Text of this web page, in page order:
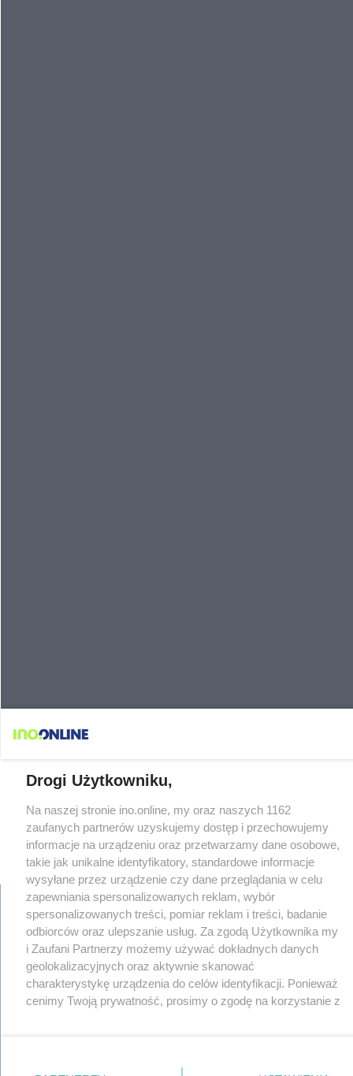
regulamin
reklama
redakcja
pliki cookies
prywatność
Drogi Użytkowniku,
Na naszej stronie ino.online, my oraz naszych 1162
zaufanych partnerów uzyskujemy dostęp i przechowujemy
informacje na urządzeniu oraz przetwarzamy dane osobowe,
takie jak unikalne identyfikatory, standardowe informacje
wysyłane przez urządzenie czy dane przeglądania w celu
zapewniania spersonalizowanych reklam, wybór
spersonalizowanych treści, pomiar reklam i treści, badanie
odbiorców oraz ulepszanie usług. Za zgodą Użytkownika my
i Zaufani Partnerzy możemy używać dokładnych danych
geolokalizacyjnych oraz aktywnie skanować
charakterystykę urządzenia do celów identyfikacji. Ponieważ
cenimy Twoją prywatność, prosimy o zgodę na korzystanie z
. Niektóre rodzaje przetwarzania